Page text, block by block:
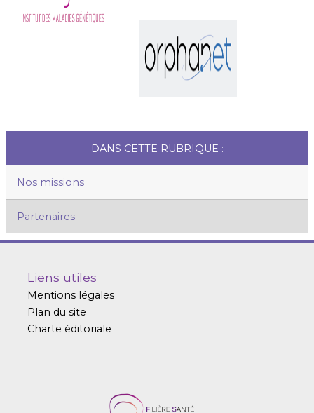
DANS CETTE RUBRIQUE :
Nos missions
Partenaires
Liens utiles
Mentions légales
Plan du site
Charte éditoriale